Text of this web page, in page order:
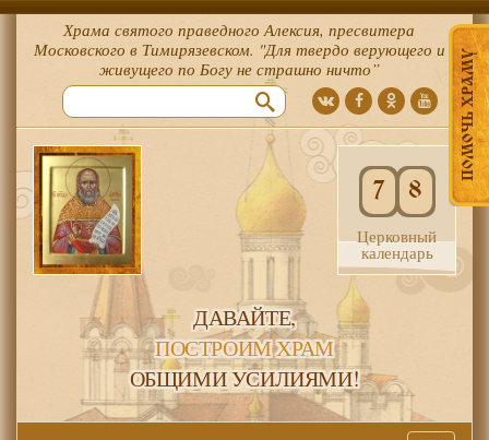
ПОМОЧЬ ХРАМУ
Храма святого праведного Алексия, пресвитера
Московского в Тимирязевском. "Для твердо верующего и
живущего по Богу не страшно ничто”
7 8
Церковный
календарь
ДАВАЙТЕ,
ПОСТРОИМ ХРАМ
ОБЩИМИ УСИЛИЯМИ!